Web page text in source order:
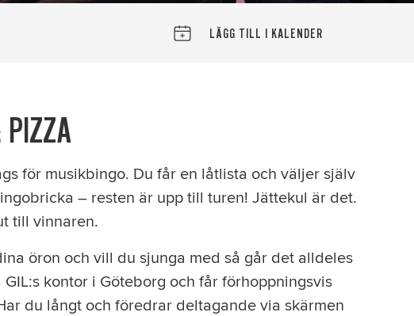
LÄGG TILL I KALENDER
för musikbingo. Du får en låtlista och väljer själv
– resten är upp till turen! Jättekul är det.
till vinnaren.
öron och vill du sjunga med så går det alldeles
kontor i Göteborg och får förhoppningsvis
du långt och föredrar deltagande via skärmen